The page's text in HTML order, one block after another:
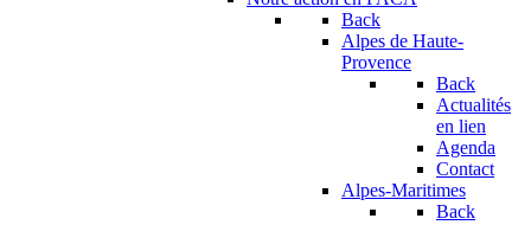
Back
Alpes de Haute-
Provence
Back
Actualités
en lien
Agenda
Contact
Alpes-Maritimes
Back